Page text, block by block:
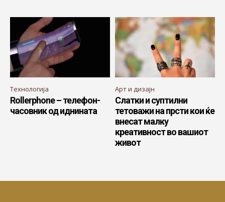
Технологија
Rollerphone – телефон-
часовник од иднината
Арт и дизајн
Слатки и суптилни
тетоважи на прсти кои ќе
внесат малку
креативност во вашиот
живот